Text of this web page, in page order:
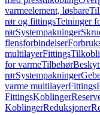
varmeelement, løsbare
rør og fittingsTetninger
rørSystempakninger
flensforbindelser
multilayerFittings
for varmeTilbehør
rørSystempakninger
varme multilayerFittings
FittingsKoblinger
KoblingerReduksjoner